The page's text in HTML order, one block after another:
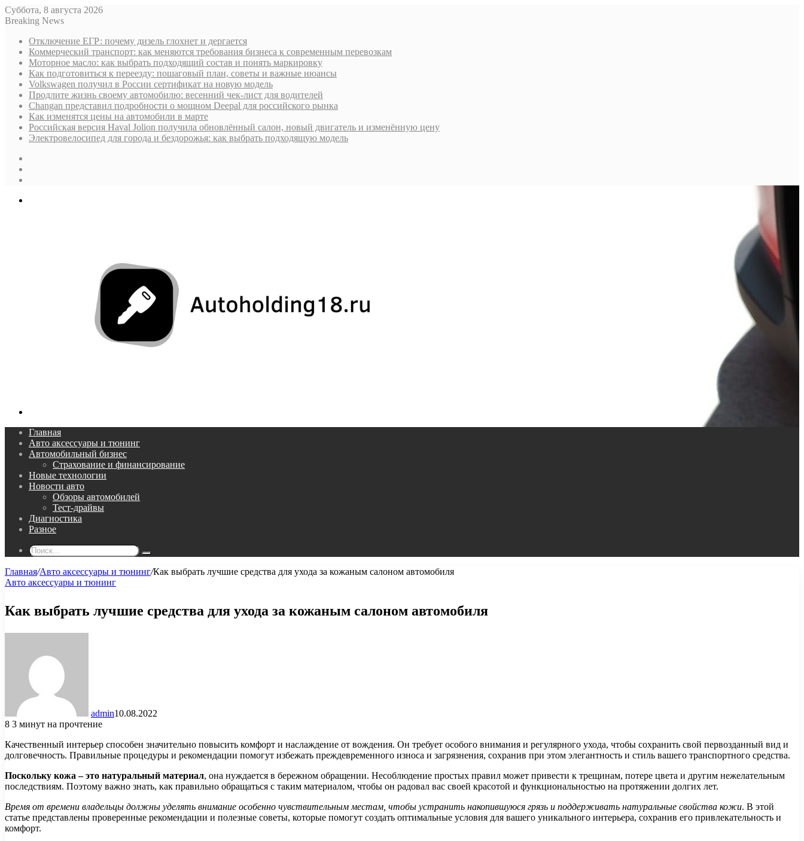
Суббота, 8 августа 2026
Breaking News
Отключение ЕГР: почему дизель глохнет и дергается
Коммерческий транспорт: как меняются требования бизнеса к современным перевозкам
Моторное масло: как выбрать подходящий состав и понять маркировку
Как подготовиться к переезду: пошаговый план, советы и важные нюансы
Volkswagen получил в России сертификат на новую модель
Продлите жизнь своему автомобилю: весенний чек-лист для водителей
Changan представил подробности о мощном Deepal для российского рынка
Как изменятся цены на автомобили в марте
Российская версия Haval Jolion получила обновлённый салон, новый двигатель и изменённую цену
Электровелосипед для города и бездорожья: как выбрать подходящую модель
Главная
Авто аксессуары и тюнинг
Автомобильный бизнес
Страхование и финансирование
Новые технологии
Новости авто
Обзоры автомобилей
Тест-драйвы
Диагностика
Разное
Поиск...
Главная/Авто аксессуары и тюнинг/Как выбрать лучшие средства для ухода за кожаным салоном автомобиля
Авто аксессуары и тюнинг
Как выбрать лучшие средства для ухода за кожаным салоном автомобиля
admin10.08.2022
8 3 минут на прочтение
Качественный интерьер способен значительно повысить комфорт и наслаждение от вождения. Он требует особого внимания и регулярного ухода, чтобы сохранить свой первозданный вид и
долговечность. Правильные процедуры и рекомендации помогут избежать преждевременного износа и загрязнения, сохранив при этом элегантность и стиль вашего транспортного средства.
Поскольку кожа – это натуральный материал, она нуждается в бережном обращении. Несоблюдение простых правил может привести к трещинам, потере цвета и другим нежелательным
последствиям. Поэтому важно знать, как правильно обращаться с таким материалом, чтобы он радовал вас своей красотой и функциональностью на протяжении долгих лет.
Время от времени владельцы должны уделять внимание особенно чувствительным местам, чтобы устранить накопившуюся грязь и поддерживать натуральные свойства кожи. В этой
статье представлены проверенные рекомендации и полезные советы, которые помогут создать оптимальные условия для вашего уникального интерьера, сохранив его привлекательность и
комфорт.